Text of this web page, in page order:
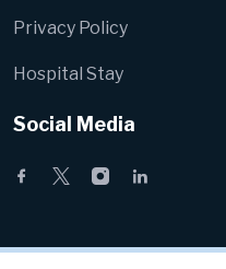
Privacy Policy
Hospital Stay
Social Media